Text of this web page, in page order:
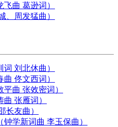
曲 葛逊词）
、周发猛曲）
刘北休曲）
佟文西词）
曲 张效密词）
张雁词）
长友曲）
学新词曲 李玉保曲）